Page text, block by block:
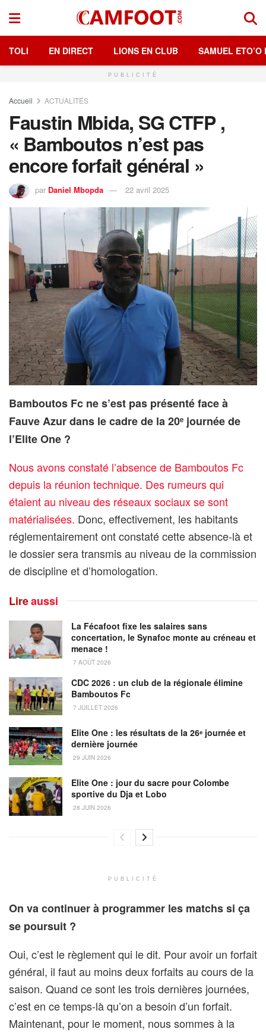
TOLI EN DIRECT LIONS EN CLUB SAMUEL ETO’O
PUBLICITÉ
Accueil ACTUALITÉS
Faustin Mbida, SG CTFP ,
« Bamboutos n’est pas
encore forfait général »
par Daniel Mbopda 22 avril 2025
Bamboutos Fc ne s’est pas présenté face à
Fauve Azur dans le cadre de la 20e journée de
l’Elite One ?
Nous avons constaté l’absence de Bamboutos Fc
depuis la réunion technique. Des rumeurs qui
étaient au niveau des réseaux sociaux se sont
matérialisées. Donc, effectivement, les habitants
réglementairement ont constaté cette absence-là et
le dossier sera transmis au niveau de la commission
de discipline et d’homologation.
Lireaussi
La Fécafoot fixe les salaires sans
concertation, le Synafoc monte au créneau et
menace !
7 AOÛT 2026
CDC 2026 : un club de la régionale élimine
Bamboutos Fc
7 JUILLET 2026
Elite One : les résultats de la 26ᵉ journée et
dernière journée
29 JUIN 2026
Elite One : jour du sacre pour Colombe
sportive du Dja et Lobo
28 JUIN 2026
PUBLICITÉ
On va continuer à programmer les matchs si ça
se poursuit ?
Oui, c’est le règlement qui le dit. Pour avoir un forfait
général, il faut au moins deux forfaits au cours de la
saison. Quand ce sont les trois dernières journées,
c’est en ce temps-là qu’on a besoin d’un forfait.
Maintenant, pour le moment, nous sommes à la